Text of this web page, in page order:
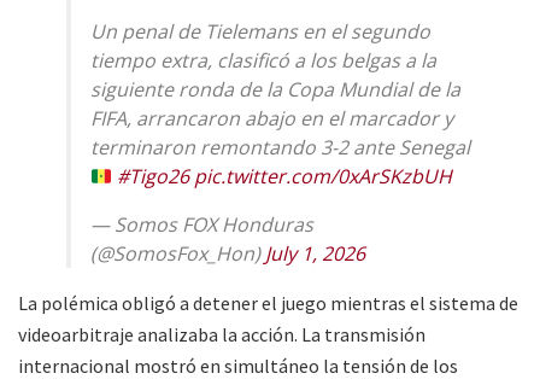
Un penal de Tielemans en el segundo
tiempo extra, clasificó a los belgas a la
siguiente ronda de la Copa Mundial de la
FIFA, arrancaron abajo en el marcador y
terminaron remontando 3-2 ante Senegal
#Tigo26 pic.twitter.com/0xArSKzbUH
— Somos FOX Honduras
(@SomosFox_Hon)July 1, 2026
La polémica obligó a detener el juego mientras el sistema de
videoarbitraje analizaba la acción. La transmisión
internacional mostró en simultáneo la tensión de los